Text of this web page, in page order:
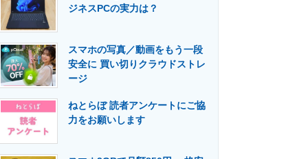
活用を支援
メディア 建設×テクノロジーの最前線
ジネスPCの実力は？
スマホの写真／動画をもう一段
安全に 買い切りクラウドストレ
ージ
ねとらぼ 読者アンケートにご協
力をお願いします